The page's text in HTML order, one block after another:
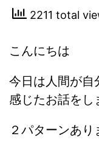
2211 total
こんにちは
今日は人間が自
感じたお話をし
２パターンあり